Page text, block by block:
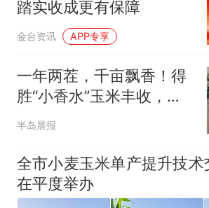
踏实收成更有保障
金台资讯 APP专享
一年两茬，千亩飘香！得
胜“小香水”玉米丰收，从
田间直甜到餐桌
半岛晨报
全市小麦玉米单产提升技术
在平度举办